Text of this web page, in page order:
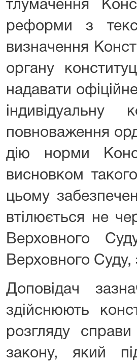
тлумачення
реформи з
визначення
органу
надавати
повноваження
дію норми
висновком
цьому
втілюється не
Верховного
Верховного
Доповідач
здійснюють
розгляду
закону, який